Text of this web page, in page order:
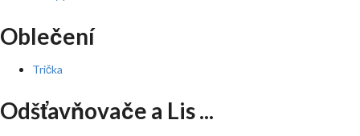
Oblečení
Trička
Odšťavňovače a Lis ...